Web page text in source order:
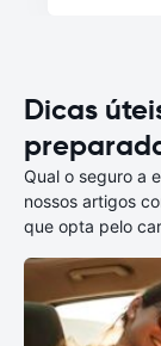
Dicas
Qual o seguro a
nossos artigos
que opta pelo